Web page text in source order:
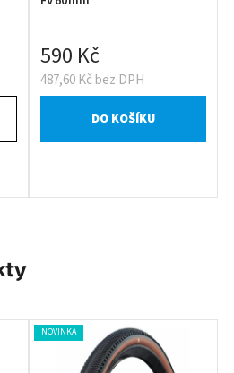
487,60 Kč bez DPH
590 Kč
DO KOŠÍKU
NOVINKA